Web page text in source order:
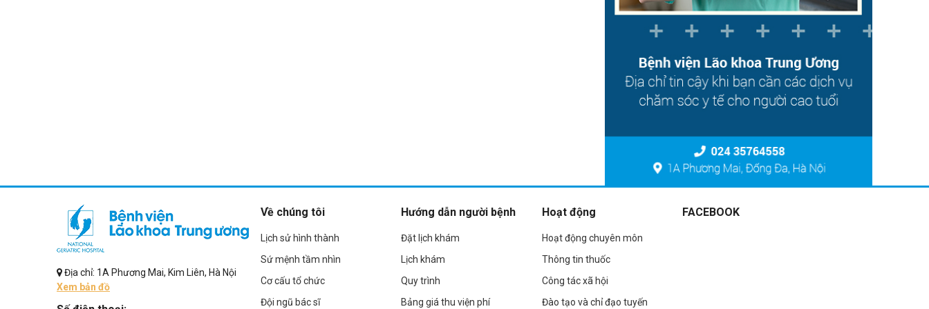
Địa chỉ: 1A Phương Mai, Kim Liên, Hà Nội
Xem bản đồ
Về chúng tôi
Lịch sử hình thành
Sứ mệnh tầm nhìn
Cơ cấu tổ chức
Đội ngũ bác sĩ
Hướng dẫn người bệnh
Đặt lịch khám
Lịch khám
Quy trình
Bảng giá thu viện phí
Hoạt động
Hoạt động chuyên môn
Thông tin thuốc
Công tác xã hội
Đào tạo và chỉ đạo tuyến
FACEBOOK